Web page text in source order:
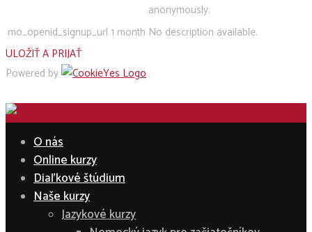
anonymously.
mo_openid_signup_url 1 month No description available.
ULOŽIŤ A PRIJAŤ
Powered by
O nás
Online kurzy
Diaľkové štúdium
Naše kurzy
Jazykové kurzy